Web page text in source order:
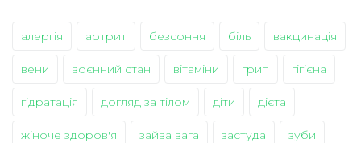
алергія артрит безсоння біль вакцинація
вени воєнний стан вітаміни грип гігієна
гідратація догляд за тілом діти дієта
жіноче здоров'я зайва вага застуда зуби